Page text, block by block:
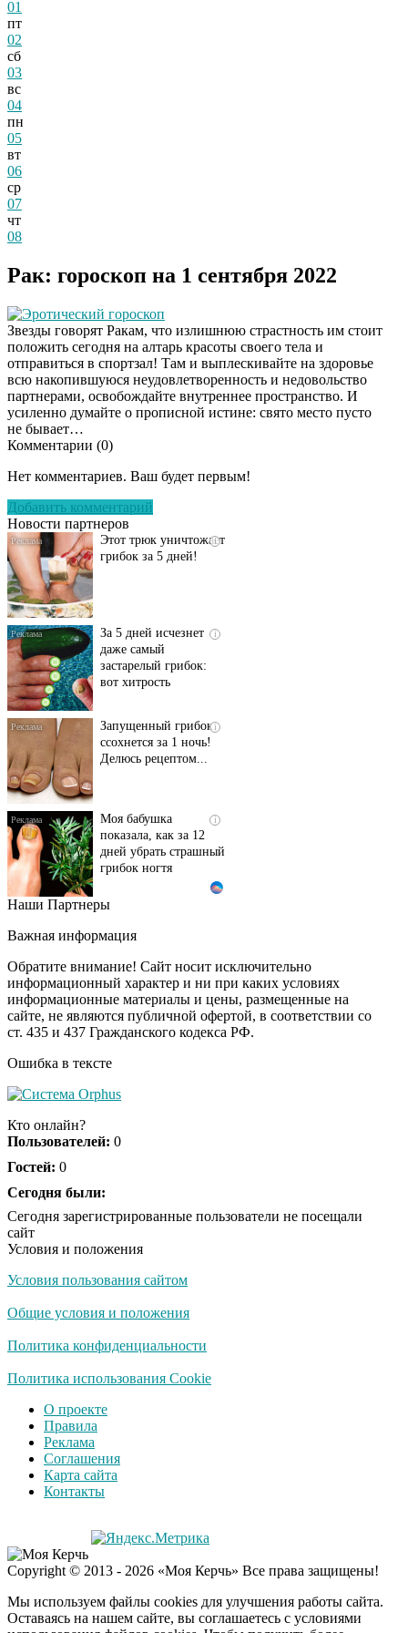
01
пт
02
сб
03
вс
04
пн
05
вт
06
ср
07
чт
08
Рак: гороскоп на 1 сентября 2022
Эротический гороскоп
Звезды говорят Ракам, что излишнюю страстность им стоит
положить сегодня на алтарь красоты своего тела и
отправиться в спортзал! Там и выплескивайте на здоровье
всю накопившуюся неудовлетворенность и недовольство
партнерами, освобождайте внутреннее пространство. И
усиленно думайте о прописной истине: свято место пусто
не бывает…
Комментарии (0)
Нет комментариев. Ваш будет первым!
Добавить комментарий
Новости партнеров
Даже самый
исчезнет с корнем,
i
Этот трюк уничтожает
грибок за 5 дней!
i
За 5 дней исчезнет
даже самый
застарелый грибок:
вот хитрость
i
Запущенный грибок
ссохнется за 1 ночь!
Делюсь рецептом...
i
Моя бабушка
показала, как за 12
дней убрать страшный
грибок ногтя
Этот танец невесты
Пересмотрела 10 раз
i
Ролик длится пару
секунд, но вы будете в
шоке от увиденного
Ролик из Омска: вы
Ржу не переставая, это
не раз
Скрытая камера на
люди вытворяют, когда
Ролик длится
смеяться вы будете
Королева вагона
отожгла! Видео не
оставит равнодушным
Наши Партнеры
Важная информация
Обратите внимание! Сайт носит исключительно
информационный характер и ни при каких условиях
информационные материалы и цены, размещенные на
сайте, не являются публичной офертой, в соответствии со
ст. 435 и 437 Гражданского кодекса РФ.
Ошибка в тексте
Кто онлайн?
Пользователей: 0
Гостей: 0
Сегодня были:
Сегодня зарегистрированные пользователи не посещали
сайт
Условия и положения
Условия пользования сайтом
Общие условия и положения
Политика конфиденциальности
Политика использования Cookie
О проекте
Правила
Реклама
Соглашения
Карта сайта
Контакты
Copyright © 2013 - 2026 «Моя Керчь» Все права защищены!
Мы используем файлы cookies для улучшения работы сайта.
Оставаясь на нашем сайте, вы соглашаетесь с условиями